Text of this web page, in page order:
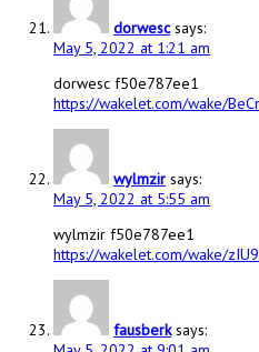
dorwesc says:
May 5, 2022 at 1:21 am
dorwesc f50e787ee1
https://wakelet.com/wake/
wylmzir says:
May 5, 2022 at 5:55 am
wylmzir f50e787ee1
https://wakelet.com/wake/
fausberk says: